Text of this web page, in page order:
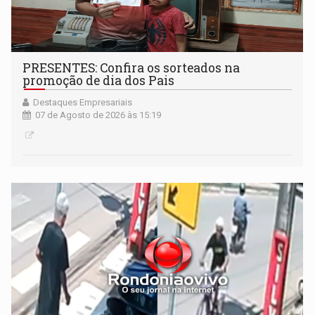
PRESENTES: Confira os sorteados na
promoção de dia dos Pais
Destaques Empresariais
07 de Agosto de 2026 às 15:19